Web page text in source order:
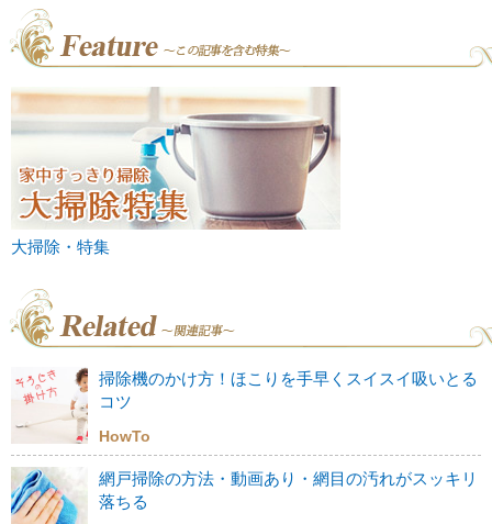
大掃除・特集
掃除機のかけ方！ほこりを手早くスイスイ吸いとる
コツ
HowTo
網戸掃除の方法・動画あり・網目の汚れがスッキリ
落ちる